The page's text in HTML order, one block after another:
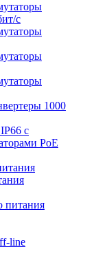
с
1000
c
PoE
питания
line